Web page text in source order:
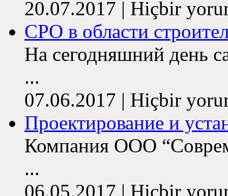
20.07.2017 | Hiçbir
СРО в области
На сегодняшний день
...
07.06.2017 | Hiçbir
Проектирование и
Компания ООО
...
06.05.2017 | Hiçbir